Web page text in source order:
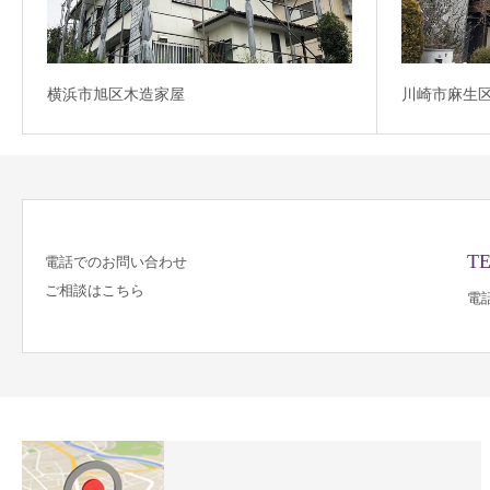
横浜市旭区木造家屋 川崎市麻生
電話でのお問い合わせ
ご相談はこちら
電